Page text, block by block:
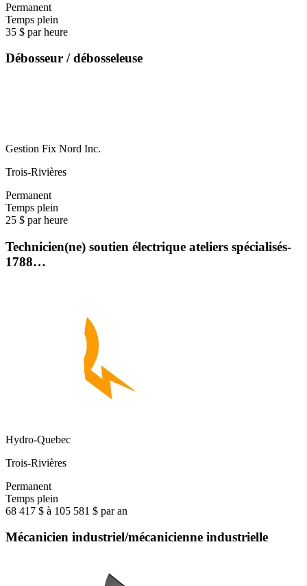
Permanent
Temps plein
35 $ par heure
Débosseur / débosseleuse
Gestion Fix Nord Inc.
Trois-Rivières
Permanent
Temps plein
25 $ par heure
Technicien(ne) soutien électrique ateliers spécialisés-
1788…
Hydro-Quebec
Trois-Rivières
Permanent
Temps plein
68 417 $ à 105 581 $ par an
Mécanicien industriel/mécanicienne industrielle